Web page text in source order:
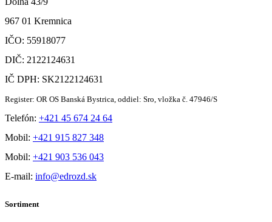
967 01 Kremnica
IČO: 55918077
DIČ: 2122124631
IČ DPH: SK2122124631
Register: OR OS Banská Bystrica, oddiel: Sro, vložka č. 47946/S
Telefón: +421 45 674 24 64
Mobil: +421 915 827 348
Mobil: +421 903 536 043
E-mail: info@edrozd.sk
Sortiment